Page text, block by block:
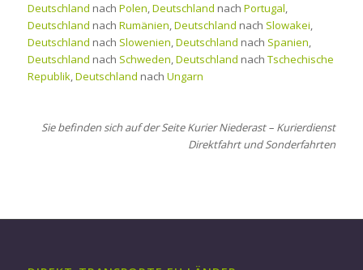
Deutschland nach Polen,Deutschland nach Portugal,
Deutschland nach Rumänien,Deutschland nach Slowakei,
Deutschland nach Slowenien,Deutschland nach Spanien,
Deutschland nach Schweden,Deutschland nach Tschechische
Republik,Deutschland nach Ungarn
Sie befinden sich auf der Seite Kurier Niederast – Kurierdienst
Direktfahrt und Sonderfahrten